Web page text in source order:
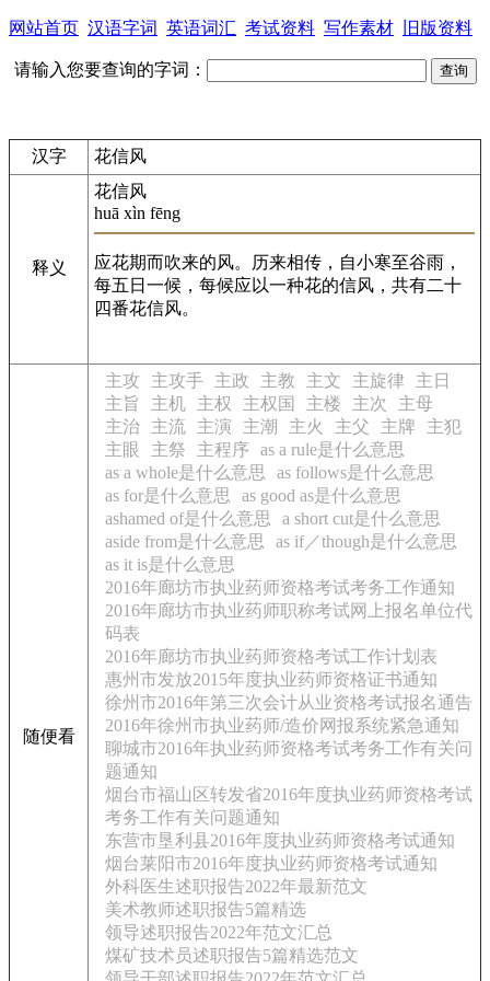
网站首页 汉语字词 英语词汇 考试资料 写作素材 旧版资料
请输入您要查询的字词：
汉字 花信风
释义
花信风
huā xìn fēng
应花期而吹来的风。历来相传，自小寒至谷雨，
每五日一候，每候应以一种花的信风，共有二十
四番花信风。
随便看
主攻 主攻手 主政 主教 主文 主旋律
主日
主旨
主机 主权 主权国 主楼 主次
主母
主治
主流 主演 主潮 主火 主父 主牌
主犯
主眼
主祭 主程序 as a rule是什么意思
as a whole是什么意思
as follows是什么意思
as for是什么意思
as good as是什么意思
ashamed of是什么意思
a short cut是什么意思
aside from是什么意思
as if／though是什么意思
as it is是什么意思
2016年廊坊市执业药师资格考试考务工作通知
2016年廊坊市执业药师职称考试网上报名单位代
码表
2016年廊坊市执业药师资格考试工作计划表
惠州市发放2015年度执业药师资格证书通知
徐州市2016年第三次会计从业资格考试报名通告
2016年徐州市执业药师/造价网报系统紧急通知
聊城市2016年执业药师资格考试考务工作有关问
题通知
烟台市福山区转发省2016年度执业药师资格考试
考务工作有关问题通知
东营市垦利县2016年度执业药师资格考试通知
烟台莱阳市2016年度执业药师资格考试通知
外科医生述职报告2022年最新范文
美术教师述职报告5篇精选
领导述职报告2022年范文汇总
煤矿技术员述职报告5篇精选范文